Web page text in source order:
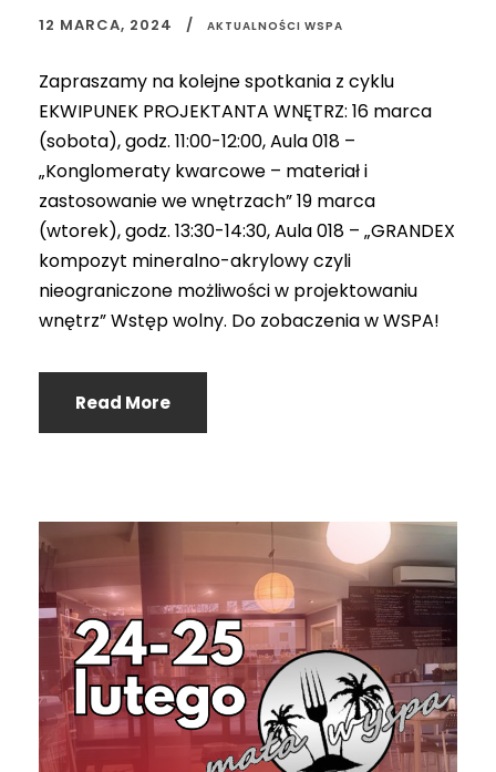
12 MARCA, 2024 AKTUALNOŚCI WSPA
Zapraszamy na kolejne spotkania z cyklu
EKWIPUNEK PROJEKTANTA WNĘTRZ: 16 marca
(sobota), godz. 11:00-12:00, Aula 018 –
„Konglomeraty kwarcowe – materiał i
zastosowanie we wnętrzach” 19 marca
(wtorek), godz. 13:30-14:30, Aula 018 – „GRANDEX
kompozyt mineralno-akrylowy czyli
nieograniczone możliwości w projektowaniu
wnętrz” Wstęp wolny. Do zobaczenia w WSPA!
Read More